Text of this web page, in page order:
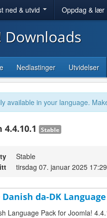
ned & utvid Oppdag & lær
Downloads
Nedlastinger Utvidelser
available in your language.
Stable
Stable
tirsdag 07. januar 2025 17:29
Danish da-DK
Language Pack for Joomla!